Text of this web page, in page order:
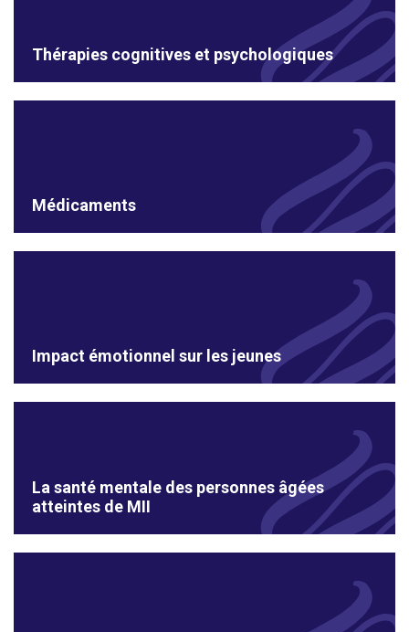
Thérapies cognitives et psychologiques
Médicaments
Impact émotionnel sur les jeunes
La santé mentale des personnes âgées
atteintes de MII